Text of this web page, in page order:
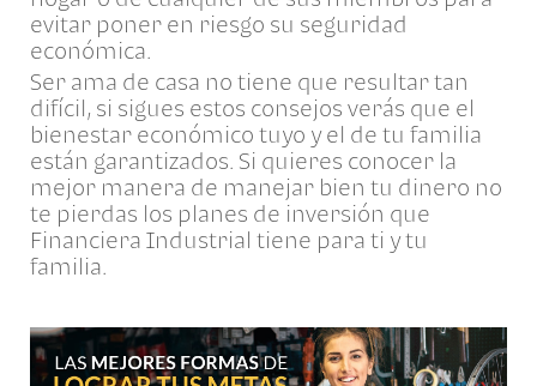
evitar poner en riesgo su seguridad
económica.
Ser ama de casa no tiene que resultar tan
difícil, si sigues estos consejos verás que el
bienestar económico tuyo y el de tu familia
están garantizados. Si quieres conocer la
mejor manera de manejar bien tu dinero no
te pierdas los planes de inversión que
Financiera Industrial tiene para ti y tu
familia.